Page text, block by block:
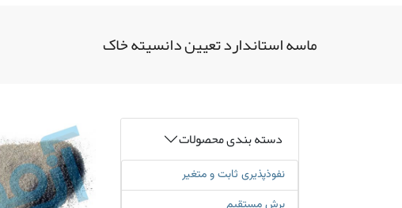
ماسه استاندارد تعیین دانسیته خاک
دسته بندی محصولات
نفوذپذیری ثابت و متغیر